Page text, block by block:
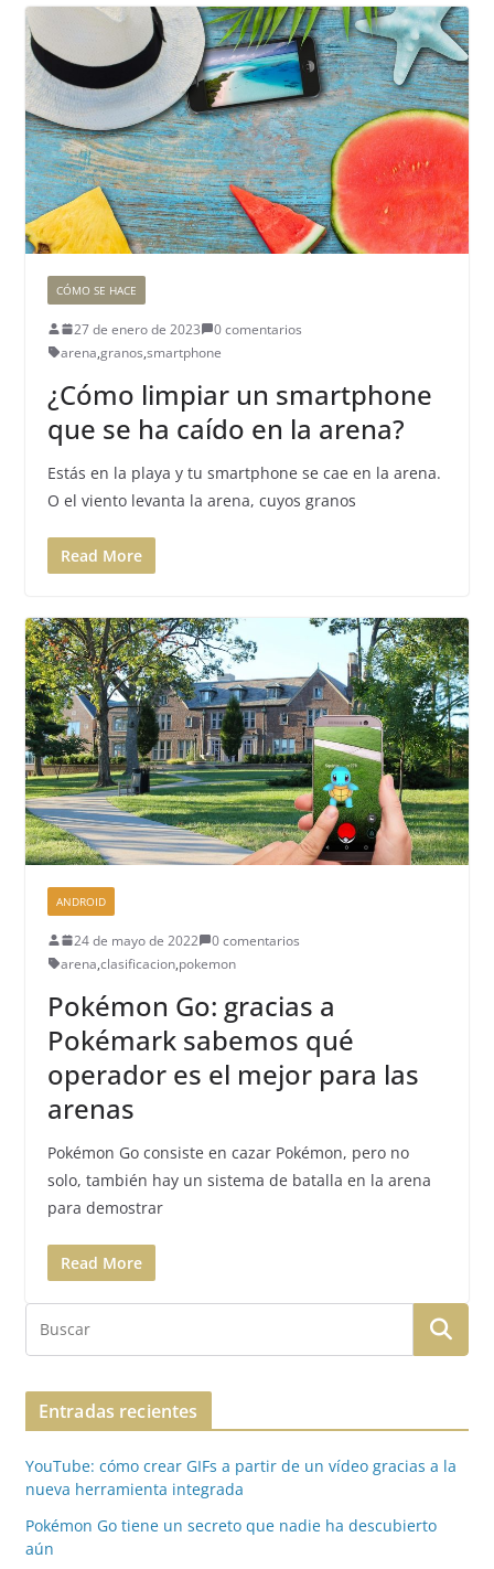
CÓMO SE HACE
27 de enero de 2023
0 comentarios
arena,granos,smartphone
¿Cómo limpiar un smartphone
que se ha caído en la arena?
Estás en la playa y tu smartphone se cae en la arena.
O el viento levanta la arena, cuyos granos
Read More
ANDROID
24 de mayo de 2022
0 comentarios
arena,clasificacion,pokemon
Pokémon Go: gracias a
Pokémark sabemos qué
operador es el mejor para las
arenas
Pokémon Go consiste en cazar Pokémon, pero no
solo, también hay un sistema de batalla en la arena
para demostrar
Read More
Entradas recientes
YouTube: cómo crear GIFs a partir de un vídeo gracias a la
nueva herramienta integrada
Pokémon Go tiene un secreto que nadie ha descubierto
aún